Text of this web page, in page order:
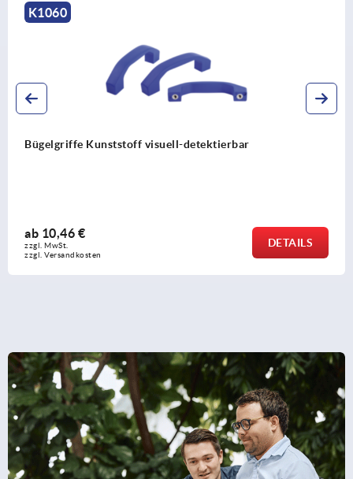
Bügelgriffe Kunststoff schmal
ab
zzgl. Versandkosten